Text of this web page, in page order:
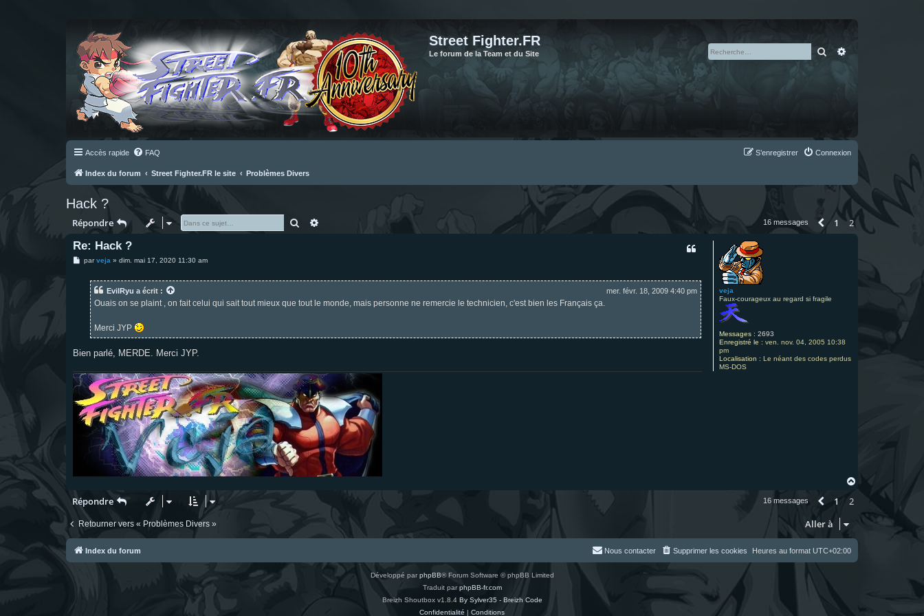
Street Fighter.FR
Le forum de la Team et du Site Rechercher
Accès rapide FAQ Connexion
S’enregistrer
Index du forum Street Fighter.FR le site Problèmes Divers
Hack ?
Répondre RechercherRecherche avancée 16 messages Précédente
1 2
veja
Faux-courageux au regard si fragile
Messages : 2693
Enregistré le : ven. nov. 04, 2005 10:38
pm
Localisation : Le néant des codes perdus
MS-DOS
Re: Hack ?
Mparveja » dim. mai 17, 2020 11:30 am
EvilRyu a écrit : mer. févr. 18, 2009 4:40 pm
Ouais on se plaint , on fait celui qui sait tout mieux que tout le monde, mais personne ne remercie le technicien, c'est bien les Français ça.
Merci JYP
Bien parlé, MERDE. Merci JYP.
a
Répondre 16 messages Précédente
1 2
Retourner vers « Problèmes Divers » Aller à
Index du forum Heures au format UTC+02:00
Supprimer les cookies
Nous contacter
Développé par phpBB® Forum Software © phpBB Limited
Traduit parphpBB-fr.com
Breizh Shoutbox v1.8.4 By Sylver35 - Breizh Code
Confidentialité
Conditions